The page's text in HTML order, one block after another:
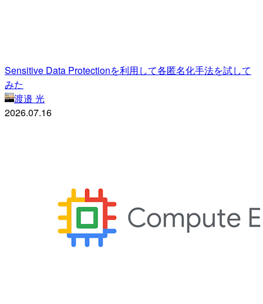
Sensitive Data Protectionを利用して各匿名化手法を試して
みた
渡邉 光
2026.07.16